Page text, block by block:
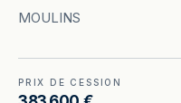
MOULINS
PRIX DE CESSION